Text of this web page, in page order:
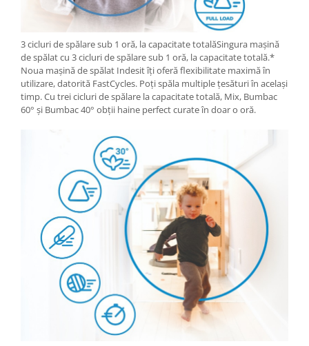
3 cicluri de spălare sub 1 oră, la capacitate totalăSingura mașină
de spălat cu 3 cicluri de spălare sub 1 oră, la capacitate totală.*
Noua mașină de spălat Indesit îți oferă flexibilitate maximă în
utilizare, datorită FastCycles. Poți spăla multiple țesături în același
timp. Cu trei cicluri de spălare la capacitate totală, Mix, Bumbac
60° și Bumbac 40° obții haine perfect curate în doar o oră.